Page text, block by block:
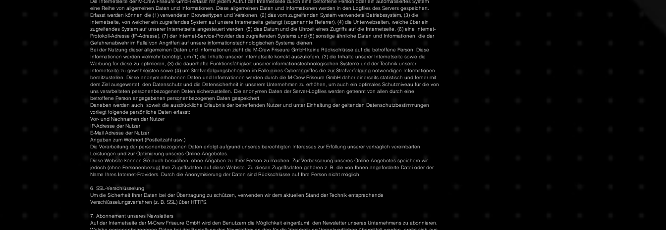
eine Reihe von allgemeinen Daten und Informationen. Diese allgemeinen Daten und Informationen werden in den Logfiles des Servers gespeichert.
Erfasst werden können die (1) verwendeten Browsertypen und Versionen, (2) das vom zugreifenden System verwendete Betriebssystem, (3) die
Internetseite, von welcher ein zugreifendes System auf unsere Internetseite gelangt (sogenannte Referrer), (4) die Unterwebseiten, welche über ein
zugreifendes System auf unserer Internetseite angesteuert werden, (5) das Datum und die Uhrzeit eines Zugriffs auf die Internetseite, (6) eine Internet-
Protokoll-Adresse (IP-Adresse), (7) der Internet-Service-Provider des zugreifenden Systems und (8) sonstige ähnliche Daten und Informationen, die der
Gefahrenabwehr im Falle von Angriffen auf unsere informationstechnologischen Systeme dienen.
Bei der Nutzung dieser allgemeinen Daten und Informationen zieht die M-Crew Friseure GmbH keine Rückschlüsse auf die betroffene Person. Diese
Informationen werden vielmehr benötigt, um (1) die Inhalte unserer Internetseite korrekt auszuliefern, (2) die Inhalte unserer Internetseite sowie die
Werbung für diese zu optimieren, (3) die dauerhafte Funktionsfähigkeit unserer informationstechnologischen Systeme und der Technik unserer
Internetseite zu gewährleisten sowie (4) um Strafverfolgungsbehörden im Falle eines Cyberangriffes die zur Strafverfolgung notwendigen Informationen
bereitzustellen. Diese anonym erhobenen Daten und Informationen werden durch die M-Crew Friseure GmbH daher einerseits statistisch und ferner mit
dem Ziel ausgewertet, den Datenschutz und die Datensicherheit in unserem Unternehmen zu erhöhen, um auch ein optimales Schutzniveau für die von
uns verarbeiteten personenbezogenen Daten sicherzustellen. Die anonymen Daten der Server-Logfiles werden getrennt von allen durch eine
betroffene Person angegebenen personenbezogenen Daten gespeichert.
Daneben werden auch, soweit die ausdrückliche Erlaubnis der betreffenden Nutzer und unter Einhaltung der geltenden Datenschutzbestimmungen
vorliegt folgende persönliche Daten erfasst:
Vor- und Nachnamen der Nutzer
IP-Adresse der Nutzer
E-Mail Adresse der Nutzer
Angaben zum Wohnort (Postleitzahl usw.)
Die Verarbeitung der personenbezogenen Daten erfolgt aufgrund unseres berechtigten Interesses zur Erfüllung unserer vertraglich vereinbarten
Leistungen und zur Optimierung unseres Online-Angebotes.
Diese Website können Sie auch besuchen, ohne Angaben zu Ihrer Person zu machen. Zur Verbesserung unseres Online-Angebotes speichern wir
jedoch (ohne Personenbezug) Ihre Zugriffsdaten auf diese Website. Zu diesen Zugriffsdaten gehören z. B. die von Ihnen angeforderte Datei oder der
Name Ihres Internet-Providers. Durch die Anonymisierung der Daten sind Rückschlüsse auf Ihre Person nicht möglich.
6. SSL-Verschlüsselung
Um die Sicherheit Ihrer Daten bei der Übertragung zu schützen, verwenden wir dem aktuellen Stand der Technik entsprechende
Verschlüsselungsverfahren (z. B. SSL) über HTTPS.
7. Abonnement unseres Newsletters
Auf der Internetseite der M-Crew Friseure GmbH wird den Benutzern die Möglichkeit eingeräumt, den Newsletter unseres Unternehmens zu abonnieren.